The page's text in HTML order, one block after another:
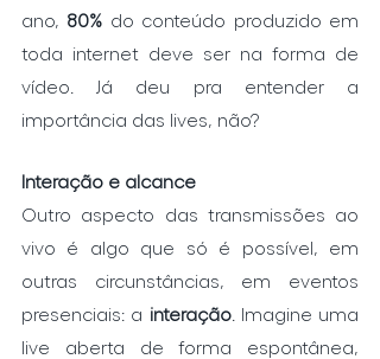
ano, 80% do conteúdo produzido em
toda internet deve ser na forma de
vídeo. Já deu pra entender a
importância das lives, não?
Interação e alcance
Outro aspecto das transmissões ao
vivo é algo que só é possível, em
outras circunstâncias, em eventos
presenciais: a interação. Imagine uma
live aberta de forma espontânea,